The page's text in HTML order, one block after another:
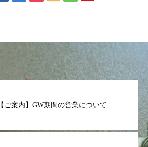
【ご案内】GW期間の営業について